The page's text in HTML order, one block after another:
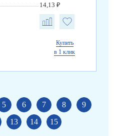
14,13 ₽
Купить
в 1 клик
5 6 7 8
9
13 14 15